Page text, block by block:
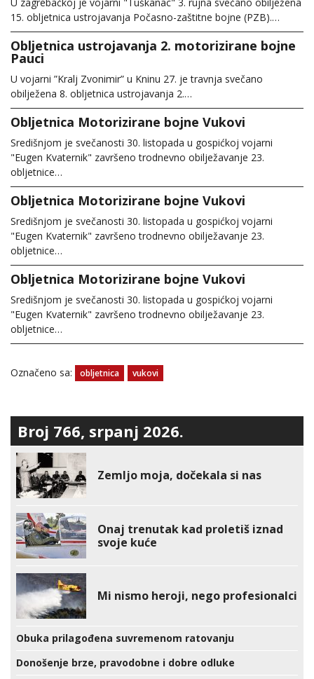
U zagrebačkoj je vojarni "Tuškanac" 3. rujna svečano obilježena
15. obljetnica ustrojavanja Počasno-zaštitne bojne (PZB).…
Obljetnica ustrojavanja 2. motorizirane bojne
Pauci
U vojarni ”Kralj Zvonimir” u Kninu 27. je travnja svečano
obilježena 8. obljetnica ustrojavanja 2.…
Obljetnica Motorizirane bojne Vukovi
Središnjom je svečanosti 30. listopada u gospićkoj vojarni
"Eugen Kvaternik" završeno trodnevno obilježavanje 23.
obljetnice…
Obljetnica Motorizirane bojne Vukovi
Središnjom je svečanosti 30. listopada u gospićkoj vojarni
"Eugen Kvaternik" završeno trodnevno obilježavanje 23.
obljetnice…
Obljetnica Motorizirane bojne Vukovi
Središnjom je svečanosti 30. listopada u gospićkoj vojarni
"Eugen Kvaternik" završeno trodnevno obilježavanje 23.
obljetnice…
Označeno sa: obljetnica vukovi
Broj 766, srpanj 2026.
Zemljo moja, dočekala si nas
Onaj trenutak kad proletiš iznad
svoje kuće
Mi nismo heroji, nego profesionalci
Obuka prilagođena suvremenom ratovanju
Donošenje brze, pravodobne i dobre odluke